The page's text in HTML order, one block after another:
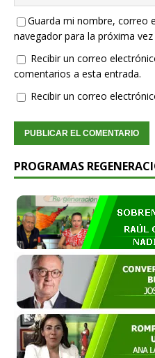
Guarda mi nombre, correo
navegador para la próxima
Recibir un correo
comentarios a esta entrada.
Recibir un correo
PROGRAMAS